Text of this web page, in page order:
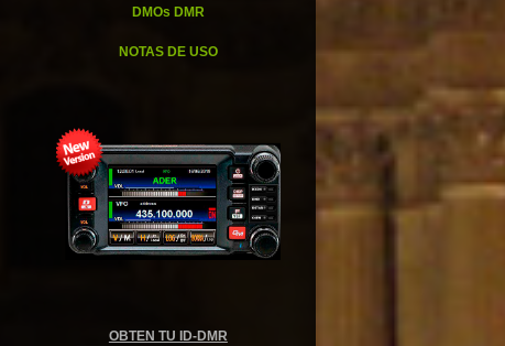
DMOs DMR
NOTAS DE USO
OBTEN TU ID-DMR